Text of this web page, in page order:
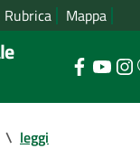
Rubrica Mappa
\ leggi